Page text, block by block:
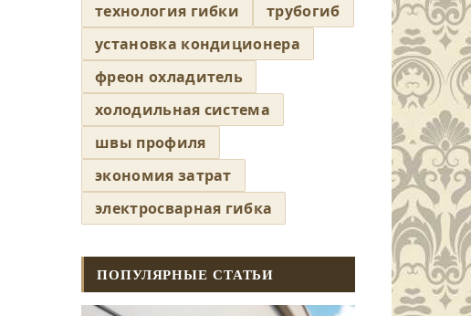
технология гибки
трубогиб
установка кондиционера
фреон охладитель
холодильная система
швы профиля
экономия затрат
электросварная гибка
ПОПУЛЯРНЫЕ СТАТЬИ